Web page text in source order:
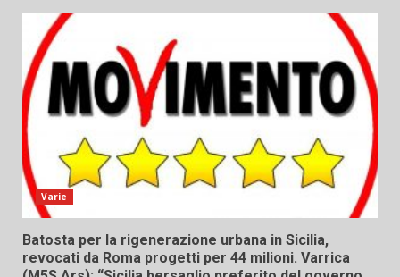
Varie
Batosta per la rigenerazione urbana in Sicilia,
revocati da Roma progetti per 44 milioni. Varrica